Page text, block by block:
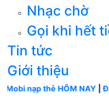
Nhạc chờ
Gọi khi hết
Tin tức
Giới thiệu
thẻ HÔM NAY|Đăng ký